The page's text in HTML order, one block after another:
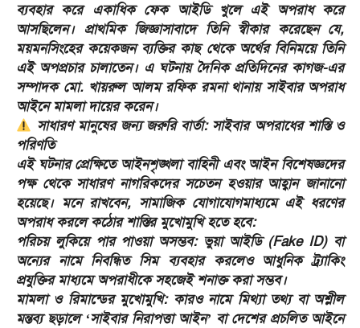
ব্যবহার করে একাধিক ফেক আইডি খুলে এই অপরাধ করে
আসছিলেন। প্রাথমিক জিজ্ঞাসাবাদে তিনি স্বীকার করেছেন যে,
ময়মনসিংহের কয়েকজন ব্যক্তির কাছ থেকে অর্থের বিনিময়ে তিনি
এই অপপ্রচার চালাতেন। এ ঘটনায় দৈনিক প্রতিদিনের কাগজ-এর
সম্পাদক মো. খায়রুল আলম রফিক রমনা থানায় সাইবার অপরাধ
আইনে মামলা দায়ের করেন।
সাধারণ মানুষের জন্য জরুরি বার্তা: সাইবার অপরাধের শাস্তি ও
পরিণতি
​এই ঘটনার প্রেক্ষিতে আইনশৃঙ্খলা বাহিনী এবং আইন বিশেষজ্ঞদের
পক্ষ থেকে সাধারণ নাগরিকদের সচেতন হওয়ার আহ্বান জানানো
হয়েছে। মনে রাখবেন, সামাজিক যোগাযোগমাধ্যমে এই ধরণের
অপরাধ করলে কঠোর শাস্তির মুখোমুখি হতে হবে:
​পরিচয় লুকিয়ে পার পাওয়া অসম্ভব: ভুয়া আইডি (Fake ID) বা
অন্যের নামে নিবন্ধিত সিম ব্যবহার করলেও আধুনিক ট্র্যাকিং
প্রযুক্তির মাধ্যমে অপরাধীকে সহজেই শনাক্ত করা সম্ভব।
​মামলা ও রিমান্ডের মুখোমুখি: কারও নামে মিথ্যা তথ্য বা অশ্লীল
মন্তব্য ছড়ালে ‘সাইবার নিরাপত্তা আইন’ বা দেশের প্রচলিত আইনে